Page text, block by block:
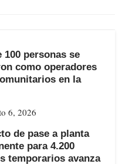
100 personas se
como operadores
en la
6, 2026
de pase a planta
para 4.200
temporarios avanza